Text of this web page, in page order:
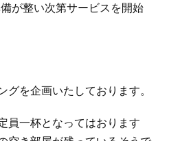
が整い次第サービスを開始
を企画いたしております。
員一杯となってはおります